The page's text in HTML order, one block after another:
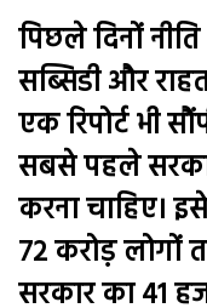
पिछले दिनों
सब्सिडी और
एक रिपोर्ट भी
सबसे पहले
करना चाहिए।
72 करोड़ लोगों
सरकार का 41